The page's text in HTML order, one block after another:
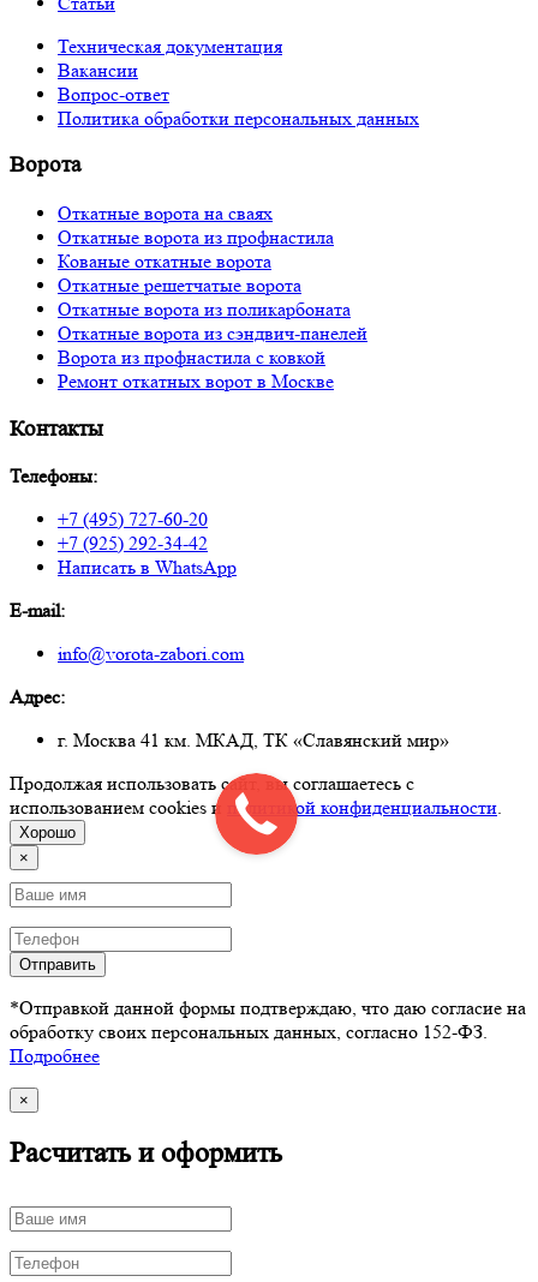
Техническая документация
Вакансии
Вопрос-ответ
Политика обработки персональных данных
Ворота
Откатные ворота на сваях
Откатные ворота из профнастила
Кованые откатные ворота
Откатные решетчатые ворота
Откатные ворота из поликарбоната
Откатные ворота из сэндвич-панелей
Ворота из профнастила с ковкой
Ремонт откатных ворот в Москве
Контакты
Телефоны:
+7 (495) 727-60-20
+7 (925) 292-34-42
Написать в WhatsApp
E-mail:
info@vorota-zabori.com
Адрес:
г. Москва 41 км. МКАД, ТК «Славянский мир»
Продолжая использовать сайт, вы соглашаетесь с
использованием cookies и
политикой конфиденциальности.
Хорошо
×
Отправить
*Отправкой данной формы подтверждаю, что даю согласие на
обработку своих персональных данных, согласно 152-ФЗ.
Подробнее
×
Расчитать и оформить